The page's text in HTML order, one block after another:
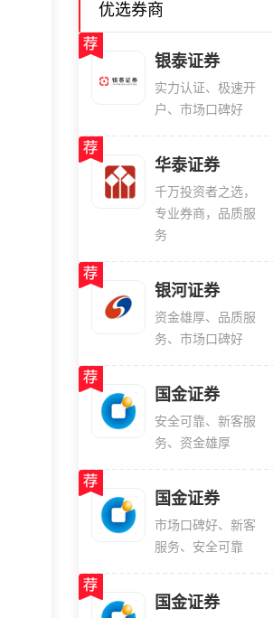
优选券商
银泰证券
实力认证、极速开
户、市场口碑好
华泰证券
千万投资者之选，
专业券商，品质服
务
银河证券
资金雄厚、品质服
务、市场口碑好
国金证券
安全可靠、新客服
务、资金雄厚
国金证券
市场口碑好、新客
服务、安全可靠
国金证券